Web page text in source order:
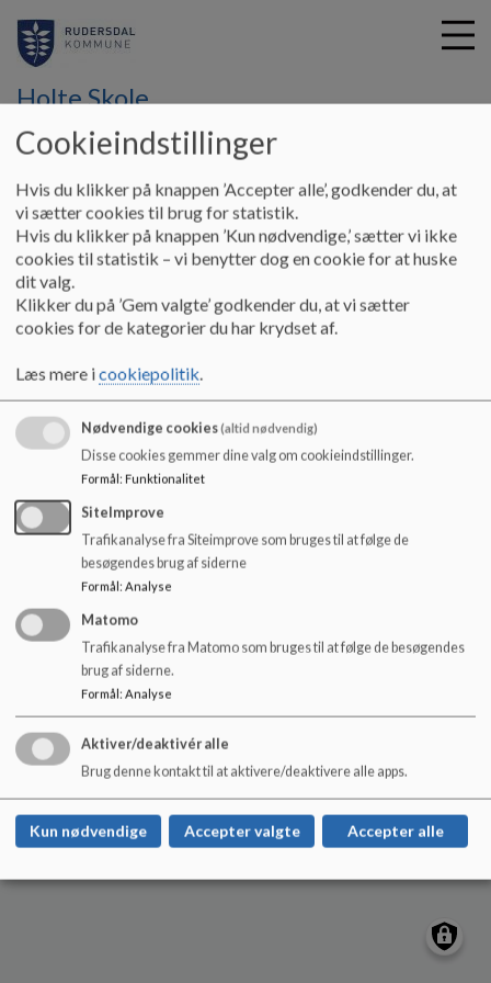
i
Holte Skole
Hjem Skolestart
Læring
Her kan du læse om følgende:
Holte Skole
Rønnebærvej 33, 2840 Holte
holteskole@rudersdal.dk
+45 46114500
Kontakt
Sitemap
Cookie politik
Cookieindstillinger
Hvis du klikker på knappen ’Accepter alle’, godkender du, at
vi sætter cookies til brug for statistik.
Hvis du klikker på knappen ’Kun nødvendige,’ sætter vi ikke
cookies til statistik – vi benytter dog en cookie for at huske
dit valg.
Klikker du på ’Gem valgte’ godkender du, at vi sætter
cookies for de kategorier du har krydset af.
Læs mere icookiepolitik.
Nødvendige cookies(altid nødvendig)
Disse cookies gemmer dine valg om cookieindstillinger.
Formål: Funktionalitet
SiteImprove
Trafikanalyse fra Siteimprove som bruges til at følge de
besøgendes brug af siderne
Formål: Analyse
Matomo
Trafikanalyse fra Matomo som bruges til at følge de besøgendes
brug af siderne.
Formål: Analyse
Aktiver/deaktivér alle
Brug denne kontakt til at aktivere/deaktivere alle apps.
Kun nødvendige Accepter valgte Accepter alle